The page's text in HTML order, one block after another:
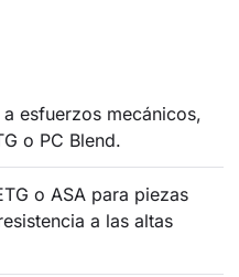
esfuerzos mecánicos,
o PC Blend.
o ASA para piezas
a las altas